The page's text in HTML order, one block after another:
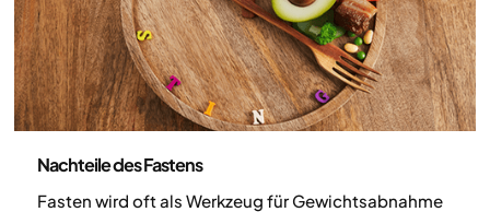
Nachteile des Fastens
Fasten wird oft als Werkzeug für Gewichtsabnahme